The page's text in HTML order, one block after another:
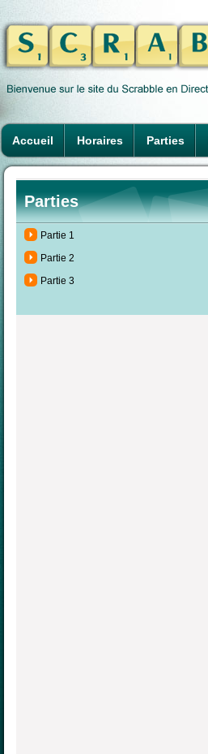
Accueil Horaires Parties
Parties
Partie 1
Partie 2
Partie 3